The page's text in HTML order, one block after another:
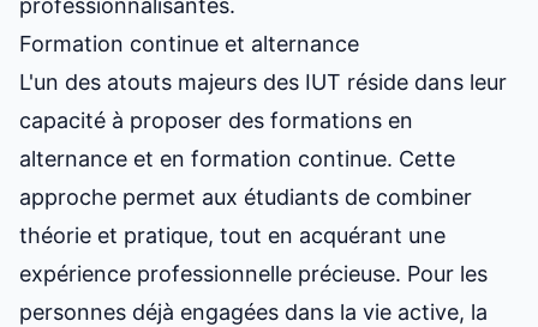
professionnalisantes.
Formation continue et alternance
L'un des atouts majeurs des IUT réside dans leur
capacité à proposer des formations en
alternance et en formation continue. Cette
approche permet aux étudiants de combiner
théorie et pratique, tout en acquérant une
expérience professionnelle précieuse. Pour les
personnes déjà engagées dans la vie active, la